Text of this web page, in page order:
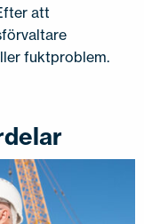
att
fuktproblem.